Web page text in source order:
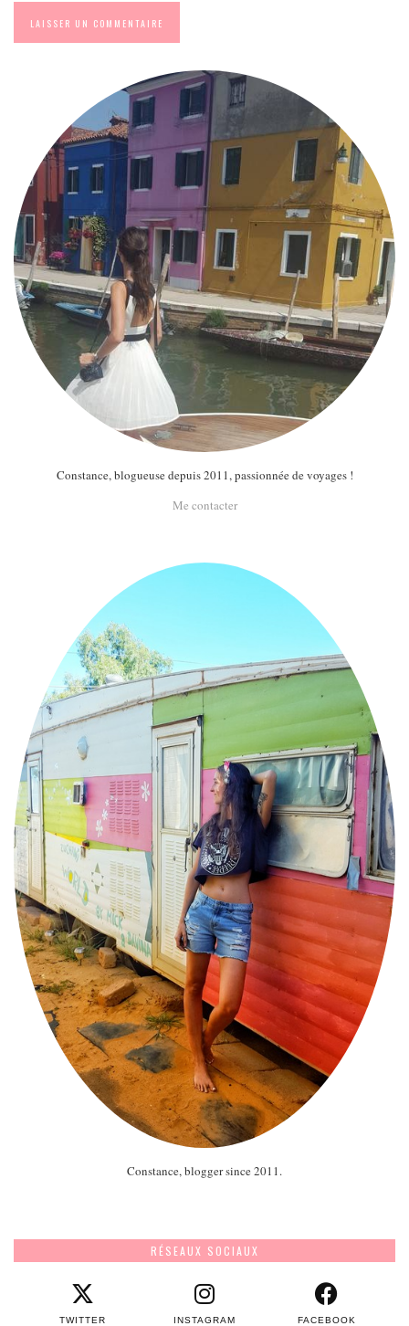
Constance, blogueuse depuis 2011, passionnée de voyages !
Me contacter
Constance, blogger since 2011.
RÉSEAUX SOCIAUX
TWITTER INSTAGRAM FACEBOOK